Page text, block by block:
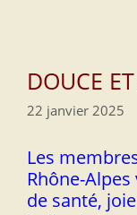
DOUCE
22 janvier 2025
Les
Rhône-
de santé,